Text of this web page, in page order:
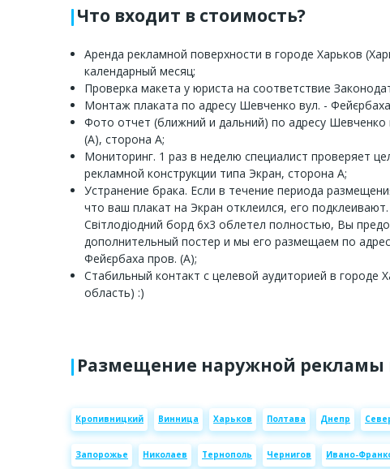
Что входит в стоимость?
Аренда рекламной поверхности в городе Харьков
календарный месяц;
Проверка макета у юриста на соответствие
Монтаж плаката по адресу Шевченко вул. -
Фото отчет (ближний и дальний) по адресу Шевченко
(А), сторона А;
Мониторинг. 1 раз в неделю специалист проверяет
рекламной конструкции типа Экран, сторона А;
Устранение брака. Если в течение периода
что ваш плакат на Экран отклеился, его
Світлодіодний борд 6х3 облетел полностью, Вы
дополнительный постер и мы его размещаем по
Фейєрбаха пров. (А);
Стабильный контакт с целевой аудиторией в городе
область) :)
Размещение наружной рекламы
Кропивницкий Винница Харьков Полтава Днепр
Запорожье Николаев Тернополь Чернигов Ивано-